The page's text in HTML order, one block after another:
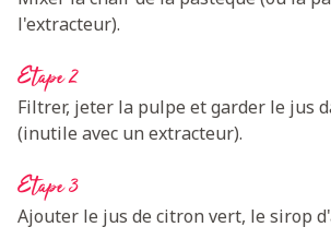
l'extracteur).
Etape 2
Filtrer, jeter la pulpe et garder le jus
(inutile avec un extracteur).
Etape 3
Ajouter le jus de citron vert, le sirop